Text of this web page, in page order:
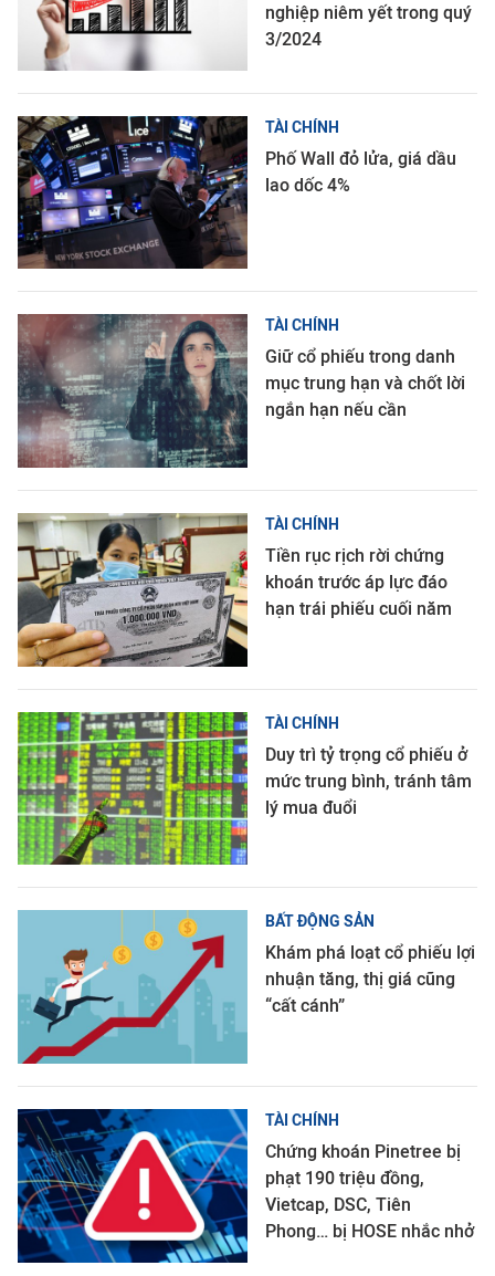
nghiệp niêm yết trong quý
3/2024
TÀI CHÍNH
Phố Wall đỏ lửa, giá dầu
lao dốc 4%
TÀI CHÍNH
Giữ cổ phiếu trong danh
mục trung hạn và chốt lời
ngắn hạn nếu cần
TÀI CHÍNH
Tiền rục rịch rời chứng
khoán trước áp lực đáo
hạn trái phiếu cuối năm
TÀI CHÍNH
Duy trì tỷ trọng cổ phiếu ở
mức trung bình, tránh tâm
lý mua đuổi
BẤT ĐỘNG SẢN
Khám phá loạt cổ phiếu lợi
nhuận tăng, thị giá cũng
“cất cánh”
TÀI CHÍNH
Chứng khoán Pinetree bị
phạt 190 triệu đồng,
Vietcap, DSC, Tiên
Phong… bị HOSE nhắc nhở